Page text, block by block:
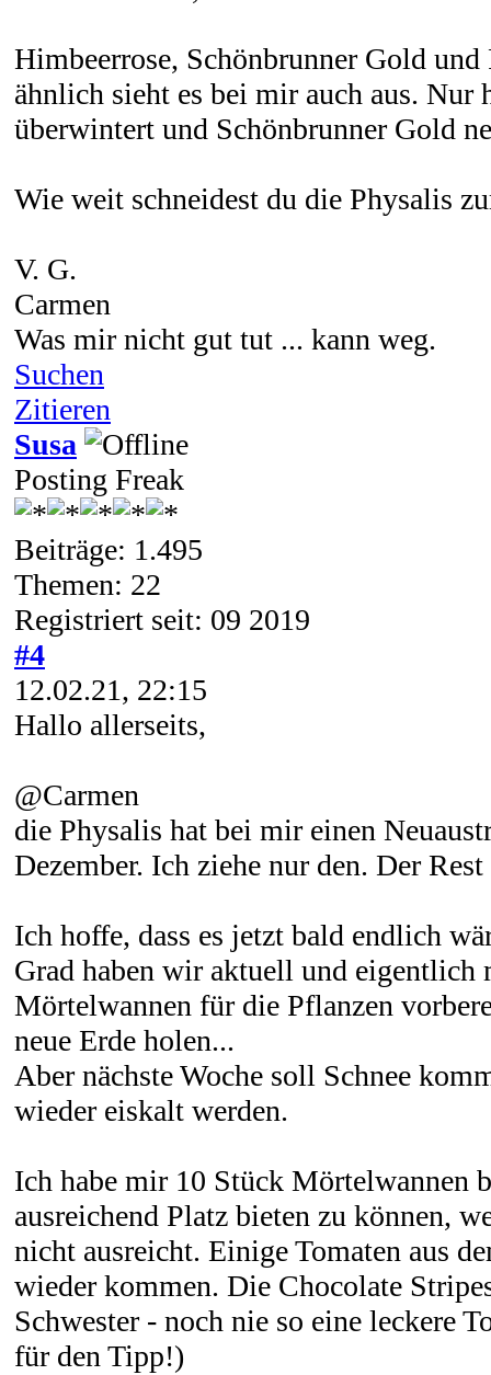
Himbeerrose, Schönbrunner Gold und
ähnlich sieht es bei mir auch aus. Nur
überwintert und Schönbrunner Gold
Wie weit schneidest du die Physalis
V. G.
Carmen
Was mir nicht gut tut ... kann weg.
Suchen
Zitieren
Susa
Posting Freak
Beiträge: 1.495
Themen: 22
Registriert seit: 09 2019
#4
12.02.21, 22:15
Hallo allerseits,
@Carmen
die Physalis hat bei mir einen
Dezember. Ich ziehe nur den. Der
Ich hoffe, dass es jetzt bald endlich
Grad haben wir aktuell und eigentlich
Mörtelwannen für die Pflanzen
neue Erde holen...
Aber nächste Woche soll Schnee
wieder eiskalt werden.
Ich habe mir 10 Stück Mörtelwannen
ausreichend Platz bieten zu können,
nicht ausreicht. Einige Tomaten aus
wieder kommen. Die Chocolate
Schwester - noch nie so eine leckere
für den Tipp!)